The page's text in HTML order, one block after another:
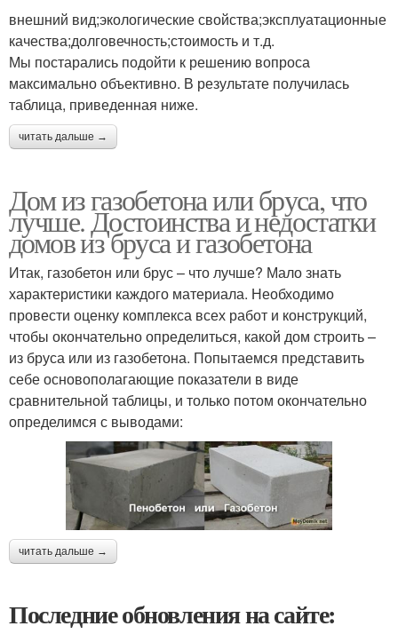
внешний вид;экологические свойства;эксплуатационные
качества;долговечность;стоимость и т.д.
Мы постарались подойти к решению вопроса
максимально объективно. В результате получилась
таблица, приведенная ниже.
читать дальше →
Дом из газобетона или бруса, что
лучше. Достоинства и недостатки
домов из бруса и газобетона
Итак, газобетон или брус – что лучше? Мало знать
характеристики каждого материала. Необходимо
провести оценку комплекса всех работ и конструкций,
чтобы окончательно определиться, какой дом строить –
из бруса или из газобетона. Попытаемся представить
себе основополагающие показатели в виде
сравнительной таблицы, и только потом окончательно
определимся с выводами:
читать дальше →
Последние обновления на сайте: